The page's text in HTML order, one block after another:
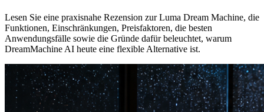
Lesen Sie eine praxisnahe Rezension zur Luma Dream Machine, die
Funktionen, Einschränkungen, Preisfaktoren, die besten
Anwendungsfälle sowie die Gründe dafür beleuchtet, warum
DreamMachine AI heute eine flexible Alternative ist.